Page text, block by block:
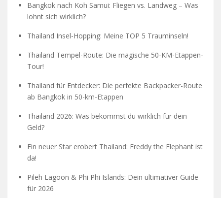
Bangkok nach Koh Samui: Fliegen vs. Landweg – Was
lohnt sich wirklich?
Thailand Insel-Hopping: Meine TOP 5 Trauminseln!
Thailand Tempel-Route: Die magische 50-KM-Etappen-
Tour!
Thailand für Entdecker: Die perfekte Backpacker-Route
ab Bangkok in 50-km-Etappen
Thailand 2026: Was bekommst du wirklich für dein
Geld?
Ein neuer Star erobert Thailand: Freddy the Elephant ist
da!
Pileh Lagoon & Phi Phi Islands: Dein ultimativer Guide
für 2026